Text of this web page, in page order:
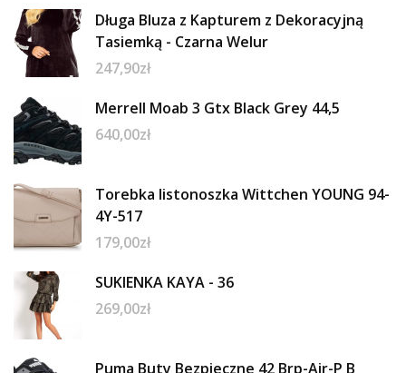
Długa Bluza z Kapturem z Dekoracyjną
Tasiemką - Czarna Welur
247,90zł
Merrell Moab 3 Gtx Black Grey 44,5
640,00zł
Torebka listonoszka Wittchen YOUNG 94-
4Y-517
179,00zł
SUKIENKA KAYA - 36
269,00zł
Puma Buty Bezpieczne 42 Brp-Air-P B